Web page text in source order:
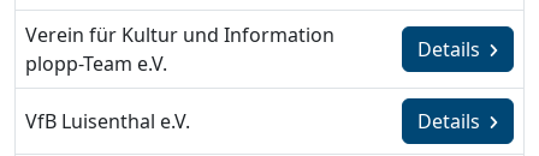
Verein für Kultur und Information
plopp-Team e.V.
Details
VfB Luisenthal e.V. Details